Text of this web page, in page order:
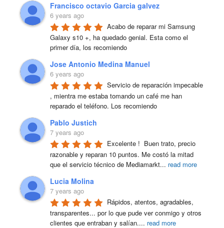
Francisco octavio Garcia galvez
6 years ago
Acabo de reparar mi Samsung
Galaxy s10 +, ha quedado genial. Esta como el
primer día, los recomiendo
Jose Antonio Medina Manuel
6 years ago
Servicio de reparación impecable
, mientra me estaba tomando un café me han
reparado el teléfono. Los recomiendo
Pablo Justich
7 years ago
Excelente !  Buen trato, precio
razonable y reparan 10 puntos. Me costó la mitad
que el servicio técnico de Mediamarkt... read more
Lucia Molina
7 years ago
Rápidos, atentos, agradables,
transparentes... por lo que pude ver conmigo y otros
clientes que entraban y salían.... read more